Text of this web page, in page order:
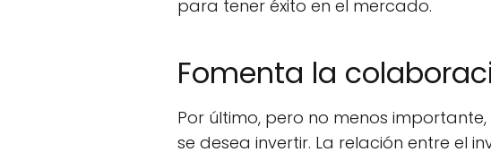
para tener éxito en el mercado.
Fomenta la
Por último, pero no menos
se desea invertir. La relación entre el